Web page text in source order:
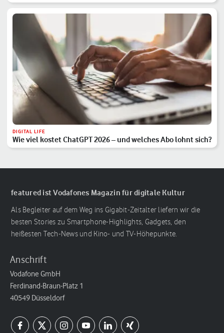
DIGITAL LIFE
Wie viel kostet ChatGPT 2026 – und welches Abo lohnt sich?
featured ist Vodafones Magazin für digitale Kultur
Als Begleiter auf dem Weg ins Gigabit-Zeitalter liefern wir die
besten Stories zu Smartphone-Highlights, Gadgets, den
heißesten Tech-News und Kino- und TV-Höhepunkte.
Anschrift
Vodafone GmbH
Ferdinand-Braun-Platz 1
40549 Düsseldorf